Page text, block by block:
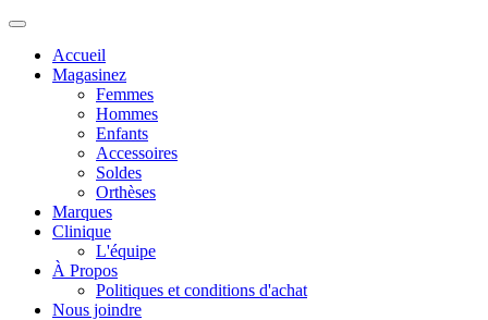
Accueil
Magasinez
Femmes
Hommes
Enfants
Accessoires
Soldes
Orthèses
Marques
Clinique
L'équipe
À Propos
Politiques et conditions d'achat
Nous joindre